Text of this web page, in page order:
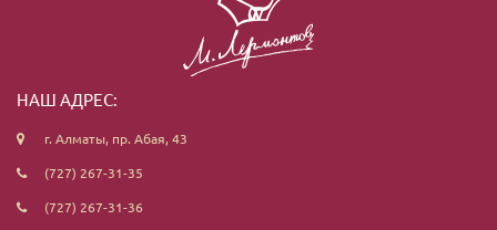
НАШ АДРЕС:
г. Алматы, пр. Абая, 43
(727) 267-31-35
(727) 267-31-36